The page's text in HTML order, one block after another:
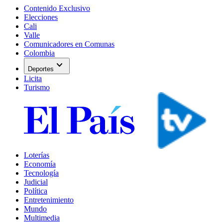
Contenido Exclusivo
Elecciones
Cali
Valle
Comunicadores en Comunas
Colombia
Deportes expand_more
Licita
Turismo
Loterías
Economía
Tecnología
Judicial
Política
Entretenimiento
Mundo
Multimedia